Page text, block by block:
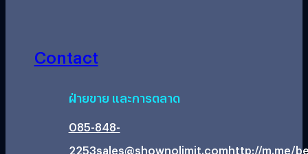
Contact
ฝ่ายขาย และการตลาด
085-848-
2253sales@shownolimit.comhttp://m.me/